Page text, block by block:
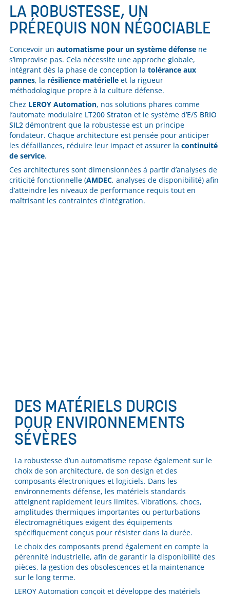
LA ROBUSTESSE, UN
PRÉREQUIS NON NÉGOCIABLE
Concevoir un automatisme pour un système défense ne
s’improvise pas. Cela nécessite une approche globale,
intégrant dès la phase de conception la tolérance aux
pannes, la résilience matérielle et la rigueur
méthodologique propre à la culture défense.
Chez LEROY Automation, nos solutions phares comme
l’automate modulaire LT200 Straton et le système d’E/S BRIO
SIL2 démontrent que la robustesse est un principe
fondateur. Chaque architecture est pensée pour anticiper
les défaillances, réduire leur impact et assurer la continuité
de service.
Ces architectures sont dimensionnées à partir d’analyses de
criticité fonctionnelle (AMDEC, analyses de disponibilité) afin
d’atteindre les niveaux de performance requis tout en
maîtrisant les contraintes d’intégration.
DES MATÉRIELS DURCIS
POUR ENVIRONNEMENTS
SÉVÈRES
La robustesse d’un automatisme repose également sur le
choix de son architecture, de son design et des
composants électroniques et logiciels. Dans les
environnements défense, les matériels standards
atteignent rapidement leurs limites. Vibrations, chocs,
amplitudes thermiques importantes ou perturbations
électromagnétiques exigent des équipements
spécifiquement conçus pour résister dans la durée.
Le choix des composants prend également en compte la
pérennité industrielle, afin de garantir la disponibilité des
pièces, la gestion des obsolescences et la maintenance
sur le long terme.
LEROY Automation conçoit et développe des matériels